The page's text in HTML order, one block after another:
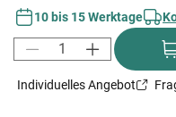
10 bis 15 Werktage
Individuelles Angebot